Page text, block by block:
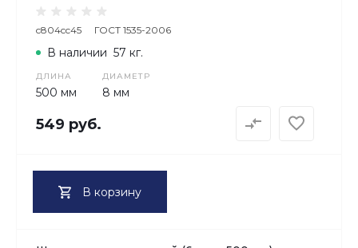
c804cc45 ГОСТ 1535-2006
ДЛИНА
500 мм
ДИАМЕТР
8 мм
В наличии 57 кг.
549 руб.
В корзину